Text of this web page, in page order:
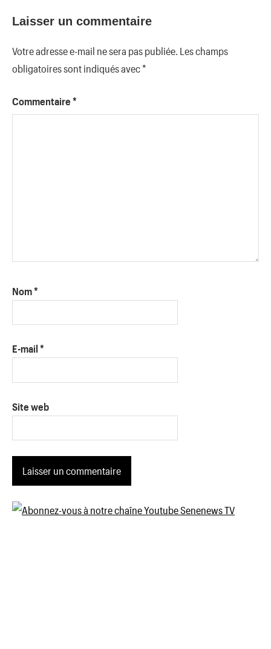
Laisser un commentaire
Votre adresse e-mail ne sera pas publiée. Les champs
obligatoires sont indiqués avec*
Commentaire *
Nom*
E-mail *
Site web